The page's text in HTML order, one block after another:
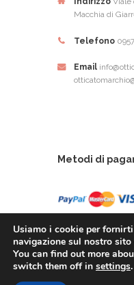
Macchia di
Telefono
Email
Metodi di
Ottica Tomarchio di
Usiamo i cookie per
navigazione sul nostro sito
You can find out more
switch them off in settings.